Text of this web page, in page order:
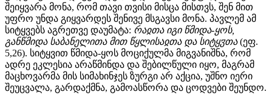
შეიყვარა მონა, რომ თავი თვისი მისცა მისთვს, შენ მით
უფრო უნდა გიყვარდეს შენივე მსგავსი მონა. პავლემ ამ
სიტყვებს აგრეთვე დაუმატა: რაჲთა იგი წმიდა-ყოს,
განწმიდა საბანელითა მით წყლისაჲთა და სიტყჳთა(ეფ.
5,26). სიტყვით წმიდა-ყოს მოციქულმა მიგვანიშნა, რომ
ადრე ეკლესია არაწმინდა და შებილწული იყო, მაგრამ
მაცხოვარმა მის სიმახინჯეს ზურგი არ აქცია, უშნო იერი
შეუცვალა, გარდაქმნა, გამოასწორა და ცოდვები შეუნდო.